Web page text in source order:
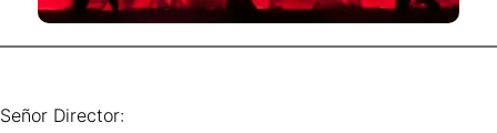
Señor Director: